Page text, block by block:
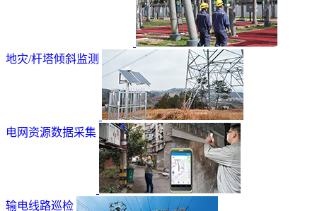
地灾/杆塔倾斜监测
电网资源数据采集
输电线路巡检